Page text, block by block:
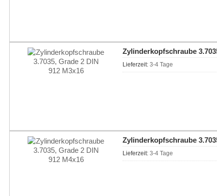
Zylinderkopfschraube
Lieferzeit: 3-4 Tage
Zylinderkopfschraube
Lieferzeit: 3-4 Tage